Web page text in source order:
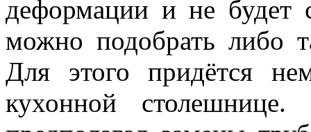
деформации и не будет
можно подобрать либо
Для этого придётся
кухонной